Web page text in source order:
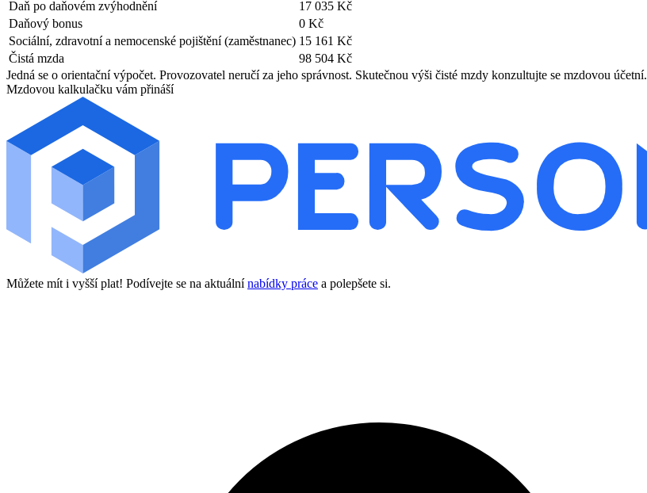
Daň po daňovém zvýhodnění
17 035 Kč
Daňový bonus
0 Kč
Sociální, zdravotní a nemocenské pojištění (zaměstnanec) 15 161 Kč
Čistá mzda
98 504 Kč
Jedná se o orientační výpočet. Provozovatel neručí za jeho správnost. Skutečnou výši čisté mzdy konzultujte se mzdovou účetní.
Mzdovou kalkulačku vám přináší
Můžete mít i vyšší plat! Podívejte se na aktuálnínabídky práce a polepšete si.